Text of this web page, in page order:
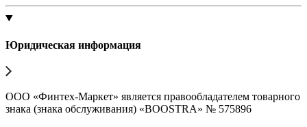
Юридическая информация
ООО «Финтех-Маркет» является правообладателем товарного
знака (знака обслуживания) «BOOSTRA» № 575896